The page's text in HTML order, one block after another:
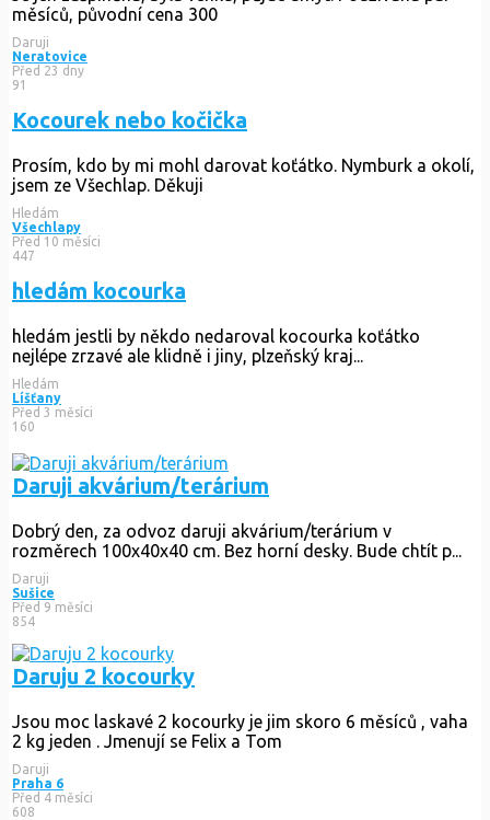
měsíců, původní cena 300
Daruji
Neratovice
Před 23 dny
91
Kocourek nebo kočička
Prosím, kdo by mi mohl darovat koťátko. Nymburk a okolí,
jsem ze Všechlap. Děkuji
Hledám
Všechlapy
Před 10 měsíci
447
hledám kocourka
hledám jestli by někdo nedaroval kocourka koťátko
nejlépe zrzavé ale klidně i jiny, plzeňský kraj...
Hledám
Líšťany
Před 3 měsíci
160
Daruji akvárium/terárium
Dobrý den, za odvoz daruji akvárium/terárium v
rozměrech 100x40x40 cm. Bez horní desky. Bude chtít p...
Daruji
Sušice
Před 9 měsíci
854
Daruju 2 kocourky
Jsou moc laskavé 2 kocourky je jim skoro 6 měsíců , vaha
2 kg jeden . Jmenují se Felix a Tom
Daruji
Praha 6
Před 4 měsíci
608